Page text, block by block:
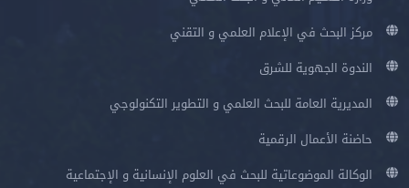
مركز البحث في الإعلام العلمي و التقني
الندوة الجهوية للشرق
المديرية العامة للبحث العلمي و التطوير التكنولوجي
حاضنة الأعمال الرقمية
الوكالة الموضوعاتية للبحث في العلوم الإنسانية و الإجتماعية